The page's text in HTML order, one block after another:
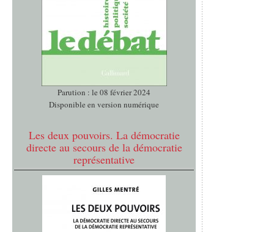
Parution : le 08 février 2024
Disponible en version numérique
Les deux pouvoirs. La démocratie
directe au secours de la démocratie
représentative